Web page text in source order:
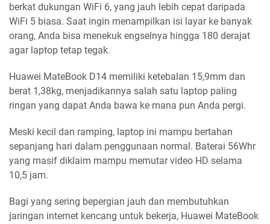
berkat dukungan WiFi 6, yang jauh lebih cepat daripada
WiFi 5 biasa. Saat ingin menampilkan isi layar ke banyak
orang, Anda bisa menekuk engselnya hingga 180 derajat
agar laptop tetap tegak.
Huawei MateBook D14 memiliki ketebalan 15,9mm dan
berat 1,38kg, menjadikannya salah satu laptop paling
ringan yang dapat Anda bawa ke mana pun Anda pergi.
Meski kecil dan ramping, laptop ini mampu bertahan
sepanjang hari dalam penggunaan normal. Baterai 56Whr
yang masif diklaim mampu memutar video HD selama
10,5 jam.
Bagi yang sering bepergian jauh dan membutuhkan
jaringan internet kencang untuk bekerja, Huawei MateBook